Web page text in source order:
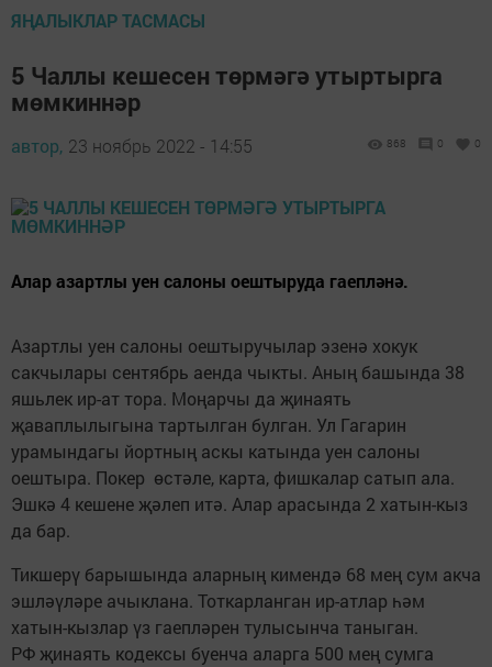
ЯҢАЛЫКЛАР ТАСМАСЫ
5 Чаллы кешесен төрмәгә утыртырга
мөмкиннәр
автор, 23 ноябрь 2022 - 14:55 868 0 0
Алар азартлы уен салоны оештыруда гаепләнә.
Азартлы уен салоны оештыручылар эзенә хокук
сакчылары сентябрь аенда чыкты. Аның башында 38
яшьлек ир-ат тора. Моңарчы да җинаять
җаваплылыгына тартылган булган. Ул Гагарин
урамындагы йортның аскы катында уен салоны
оештыра. Покер өстәле, карта, фишкалар сатып ала.
Эшкә 4 кешене җәлеп итә. Алар арасында 2 хатын-кыз
да бар.
Тикшерү барышында аларның кимендә 68 мең сум акча
эшләүләре ачыклана. Тоткарланган ир-атлар һәм
хатын-кызлар үз гаепләрен тулысынча таныган.
РФ җинаять кодексы буенча аларга 500 мең сумга